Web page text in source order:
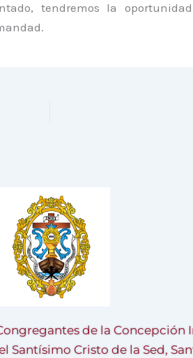
tendremos la
de la Concepción
Santísimo Cristo de la Sed,